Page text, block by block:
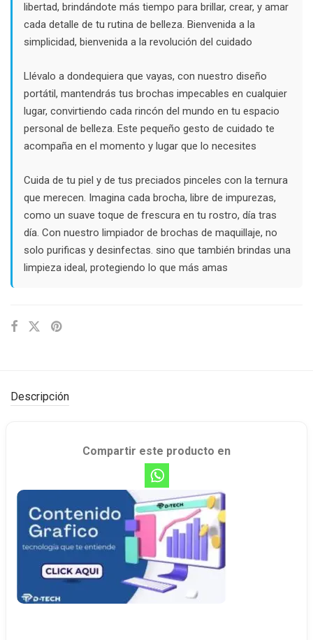
libertad, brindándote más tiempo para brillar, crear, y amar
cada detalle de tu rutina de belleza. Bienvenida a la
simplicidad, bienvenida a la revolución del cuidado
Llévalo a dondequiera que vayas, con nuestro diseño
portátil, mantendrás tus brochas impecables en cualquier
lugar, convirtiendo cada rincón del mundo en tu espacio
personal de belleza. Este pequeño gesto de cuidado te
acompaña en el momento y lugar que lo necesites
Cuida de tu piel y de tus preciados pinceles con la ternura
que merecen. Imagina cada brocha, libre de impurezas,
como un suave toque de frescura en tu rostro, día tras
día. Con nuestro limpiador de brochas de maquillaje, no
solo purificas y desinfectas. sino que también brindas una
limpieza ideal, protegiendo lo que más amas
Descripción
Compartir este producto en